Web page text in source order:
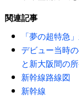
関連記事
「夢の超特急
デビュー当時
と新大阪間の
新幹線路線図
新幹線